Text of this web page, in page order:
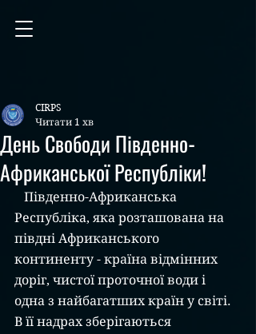
День Свободи Південно-
Африканської Республіки!
CIRPS
Читати 1 хв
Республіка, яка розташована на
півдні Африканського
континенту - країна відмінних
доріг, чистої проточної води і
одна з найбагатших країн у світі.
В її надрах зберігаються